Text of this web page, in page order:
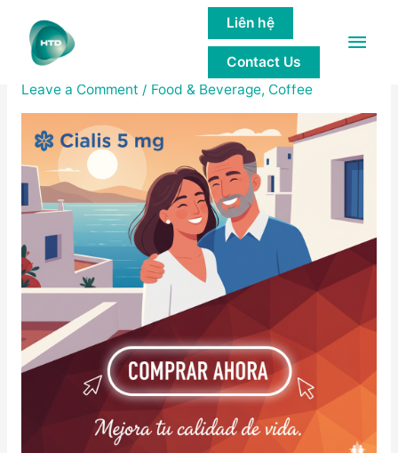
Main
Liên hệ
Contact Us
Online Levitra Generic
Leave a Comment / Food & Beverage, Coffee